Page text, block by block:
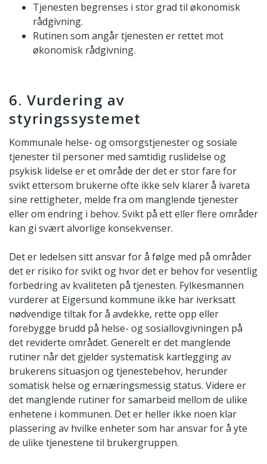
Tjenesten begrenses i stor grad til økonomisk
rådgivning.
Rutinen som angår tjenesten er rettet mot
økonomisk rådgivning.
6. Vurdering av
styringssystemet
Kommunale helse- og omsorgstjenester og sosiale
tjenester til personer med samtidig ruslidelse og
psykisk lidelse er et område der det er stor fare for
svikt ettersom brukerne ofte ikke selv klarer å ivareta
sine rettigheter, melde fra om manglende tjenester
eller om endring i behov. Svikt på ett eller flere områder
kan gi svært alvorlige konsekvenser.
Det er ledelsen sitt ansvar for å følge med på områder
det er risiko for svikt og hvor det er behov for vesentlig
forbedring av kvaliteten på tjenesten. Fylkesmannen
vurderer at Eigersund kommune ikke har iverksatt
nødvendige tiltak for å avdekke, rette opp eller
forebygge brudd på helse- og sosiallovgivningen på
det reviderte området. Generelt er det manglende
rutiner når det gjelder systematisk kartlegging av
brukerens situasjon og tjenestebehov, herunder
somatisk helse og ernæringsmessig status. Videre er
det manglende rutiner for samarbeid mellom de ulike
enhetene i kommunen. Det er heller ikke noen klar
plassering av hvilke enheter som har ansvar for å yte
de ulike tjenestene til brukergruppen.